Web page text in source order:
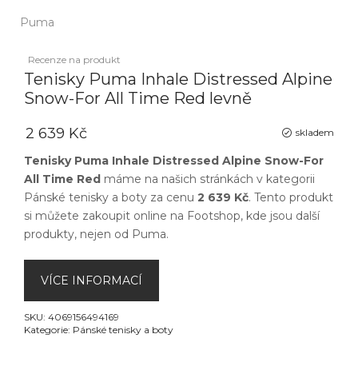
Puma
Recenze na produkt
Tenisky Puma Inhale Distressed Alpine
Snow-For All Time Red levně
skladem
2 639 Kč
Tenisky Puma Inhale Distressed Alpine Snow-For
All Time Red máme na našich stránkách v kategorii
Pánské tenisky a boty za cenu 2 639 Kč. Tento produkt
si můžete zakoupit online na Footshop, kde jsou další
produkty, nejen od Puma.
VÍCE INFORMACÍ
SKU: 4069156494169
Kategorie: Pánské tenisky a boty